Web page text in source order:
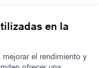
en la
el rendimiento y